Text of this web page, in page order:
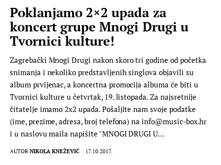
Poklanjamo 2×2 upada za
koncert grupe Mnogi Drugi u
Tvornici kulture!
Zagrebački Mnogi Drugi nakon skoro tri godine od početka
snimanja i nekoliko predstavljenih singlova objavili su
album prvijenac, a koncertna promocija albuma će biti u
Tvornici kulture u četvrtak, 19. listopada. Za najsretnije
čitatelje imamo 2x2 upada. Pošaljite nam svoje podatke
(ime, prezime, adresa, broj telefona) na info@music-box.hr
i u naslovu maila napišite "MNOGI DRUGI U…
AUTOR NIKOLA KNEŽEVIĆ 17.10.2017.